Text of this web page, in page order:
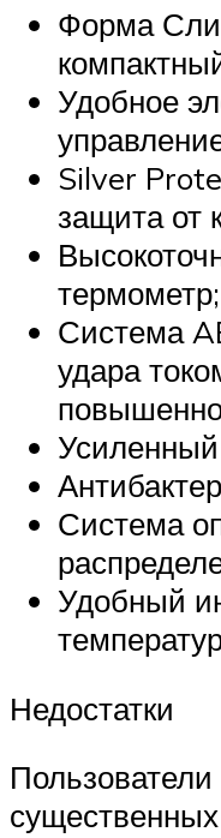
Форма
Удобное
Silver
защита от
термометр;
Система
удара
Система
Удобный
Недостатки